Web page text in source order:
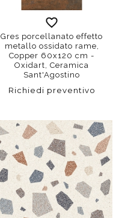
Gres porcellanato effetto
metallo ossidato rame,
Copper 60x120 cm -
Oxidart, Ceramica
Sant'Agostino
Richiedi preventivo